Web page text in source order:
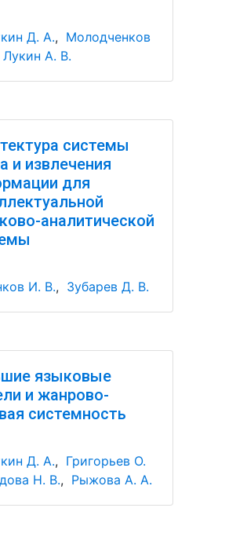
Д. А., Молодченков
Лукин А. В.
системы
и извлечения
для
аналитической
И. В., Зубарев Д. В.
языковые
и жанрово-
системность
Д. А., Григорьев О.
Н. В., Рыжова А. А.